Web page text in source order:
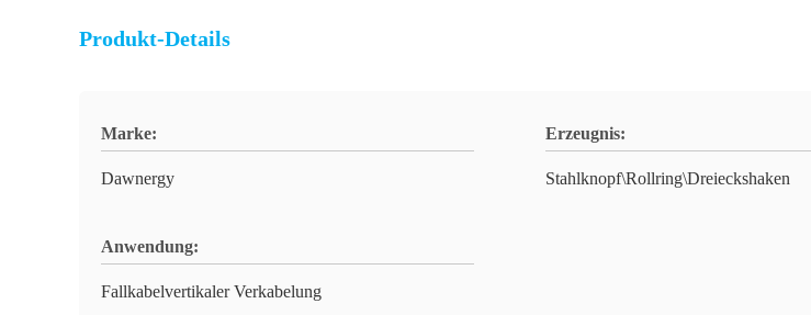
Produkt-Details
Marke:
Dawnergy
Erzeugnis:
Stahlknopf\Rollring\Dreieckshaken
Anwendung:
Fallkabelvertikaler Verkabelung